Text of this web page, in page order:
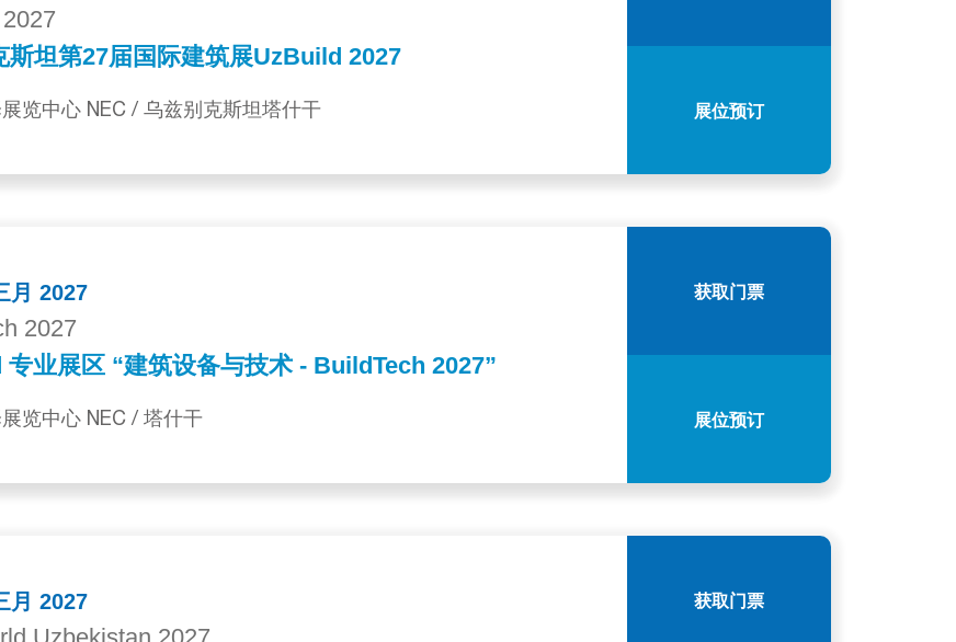
斯坦第27届国际建筑展UzBuild 2027
览中心 NEC / 乌兹别克斯坦塔什干 展位预订
月 2027
2027
业展区 “建筑设备与技术 - BuildTech 2027”
览中心 NEC / 塔什干
获取门票
展位预订
月 2027 获取门票